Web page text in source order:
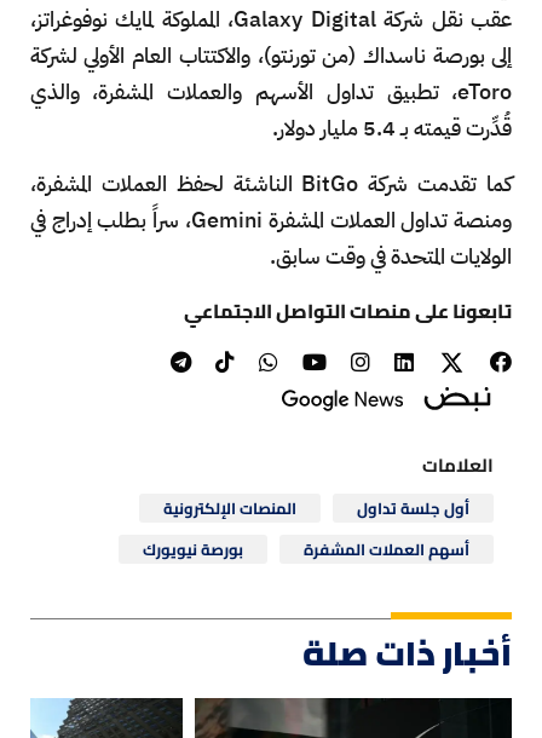
عقب نقل شركة Galaxy Digital، المملوكة لمايك نوفوغراتز،
إلى بورصة ناسداك (من تورنتو)، والاكتتاب العام الأولي لشركة
eToro، تطبيق تداول الأسهم والعملات المشفرة، والذي
قُدِّرت قيمته بـ 5.4 مليار دولار.
كما تقدمت شركة BitGo الناشئة لحفظ العملات المشفرة،
ومنصة تداول العملات المشفرة Gemini، سراً بطلب إدراج في
الولايات المتحدة في وقت سابق.
تابعونا على منصات التواصل الاجتماعي
العلامات
أول جلسة تداول
المنصات الإلكترونية
أسهم العملات المشفرة
بورصة نيويورك
أخبار ذات صلة